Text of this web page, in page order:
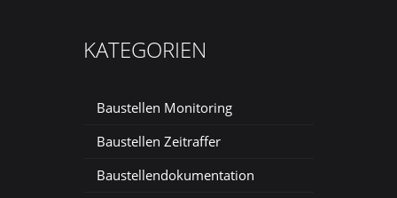
KATEGORIEN
Baustellen Monitoring
Baustellen Zeitraffer
Baustellendokumentation